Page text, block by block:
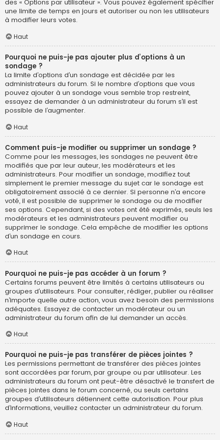
des « Options par utilisateur ». Vous pouvez également spécifier
une limite de temps en jours et autoriser ou non les utilisateurs
à modifier leurs votes.
Haut
Pourquoi ne puis-je pas ajouter plus d’options à un
sondage ?
La limite d’options d’un sondage est décidée par les
administrateurs du forum. Si le nombre d’options que vous
pouvez ajouter à un sondage vous semble trop restreint,
essayez de demander à un administrateur du forum s’il est
possible de l’augmenter.
Haut
Comment puis-je modifier ou supprimer un sondage ?
Comme pour les messages, les sondages ne peuvent être
modifiés que par leur auteur, les modérateurs et les
administrateurs. Pour modifier un sondage, modifiez tout
simplement le premier message du sujet car le sondage est
obligatoirement associé à ce dernier. Si personne n’a encore
voté, il est possible de supprimer le sondage ou de modifier
ses options. Cependant, si des votes ont été exprimés, seuls les
modérateurs et les administrateurs peuvent modifier ou
supprimer le sondage. Cela empêche de modifier les options
d’un sondage en cours.
Haut
Pourquoi ne puis-je pas accéder à un forum ?
Certains forums peuvent être limités à certains utilisateurs ou
groupes d’utilisateurs. Pour consulter, rédiger, publier ou réaliser
n’importe quelle autre action, vous avez besoin des permissions
adéquates. Essayez de contacter un modérateur ou un
administrateur du forum afin de lui demander un accès.
Haut
Pourquoi ne puis-je pas transférer de pièces jointes ?
Les permissions permettant de transférer des pièces jointes
sont accordées par forum, par groupe ou par utilisateur. Les
administrateurs du forum ont peut-être désactivé le transfert de
pièces jointes dans le forum concerné, ou seuls certains
groupes d’utilisateurs détiennent cette autorisation. Pour plus
d’informations, veuillez contacter un administrateur du forum.
Haut